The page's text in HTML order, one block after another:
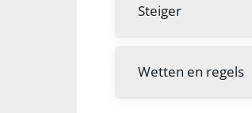
Steiger
Wetten en regels